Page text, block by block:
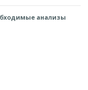
анализы